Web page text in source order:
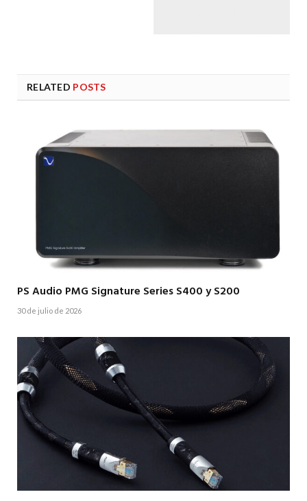
RELATED POSTS
PS Audio PMG Signature Series S400 y S200
30 de julio de 2026